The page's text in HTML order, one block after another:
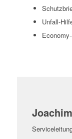
Unfall-